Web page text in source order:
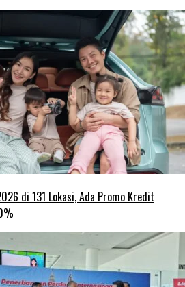
di 131 Lokasi, Ada Promo Kredit